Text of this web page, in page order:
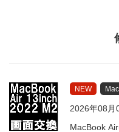
NEW
2026年08月
MacBook